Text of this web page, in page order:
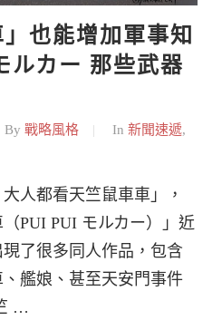
也能增加軍事知
ルカー 那些武器
By 戰略風格 In 新聞速遞,
人都看天竺鼠車車」，
PUI PUI モルカー）」近
了很多同人作品，包含
艦娘、甚至天安門事件
…